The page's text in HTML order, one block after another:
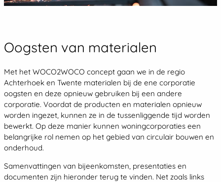
Oogsten van materialen
Met het WOCO2WOCO concept gaan we in de regio
Achterhoek en Twente materialen bij de ene corporatie
oogsten en deze opnieuw gebruiken bij een andere
corporatie. Voordat de producten en materialen opnieuw
worden ingezet, kunnen ze in de tussenliggende tijd worden
bewerkt. Op deze manier kunnen woningcorporaties een
belangrijke rol nemen op het gebied van circulair bouwen en
onderhoud.
Samenvattingen van bijeenkomsten, presentaties en
documenten zijn hieronder terug te vinden. Net zoals links